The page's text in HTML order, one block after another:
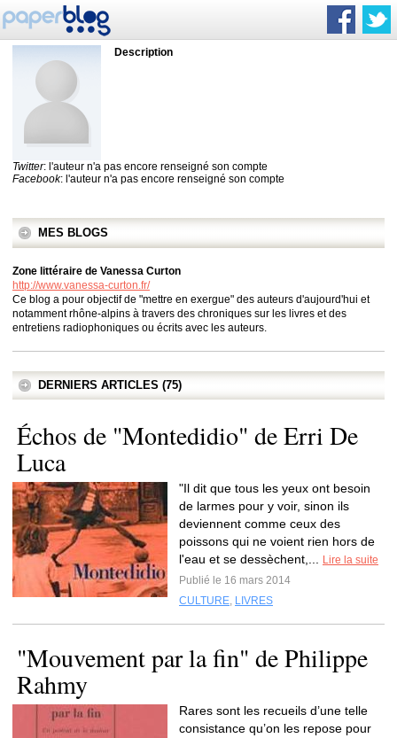
Description
Twitter: l'auteur n'a pas encore renseigné son compte
Facebook: l'auteur n'a pas encore renseigné son compte
MES BLOGS
Zone littéraire de Vanessa Curton
http://www.vanessa-curton.fr/
Ce blog a pour objectif de "mettre en exergue" des auteurs d'aujourd'hui et
notamment rhône-alpins à travers des chroniques sur les livres et des
entretiens radiophoniques ou écrits avec les auteurs.
DERNIERS ARTICLES (75)
Échos de "Montedidio" de Erri De
Luca
"Il dit que tous les yeux ont besoin
de larmes pour y voir, sinon ils
deviennent comme ceux des
poissons qui ne voient rien hors de
l'eau et se dessèchent,...
Lire la suite
Publié le 16 mars 2014
CULTURE, LIVRES
"Mouvement par la fin" de Philippe
Rahmy
Rares sont les recueils d’une telle
consistance qu’on les repose pour